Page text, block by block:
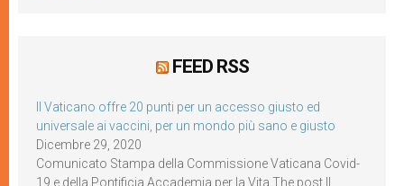
FEED RSS
Il Vaticano offre 20 punti per un accesso giusto ed
universale ai vaccini, per un mondo più sano e giusto
Dicembre 29, 2020
Comunicato Stampa della Commissione Vaticana Covid-
19 e della Pontificia Accademia per la Vita The post Il